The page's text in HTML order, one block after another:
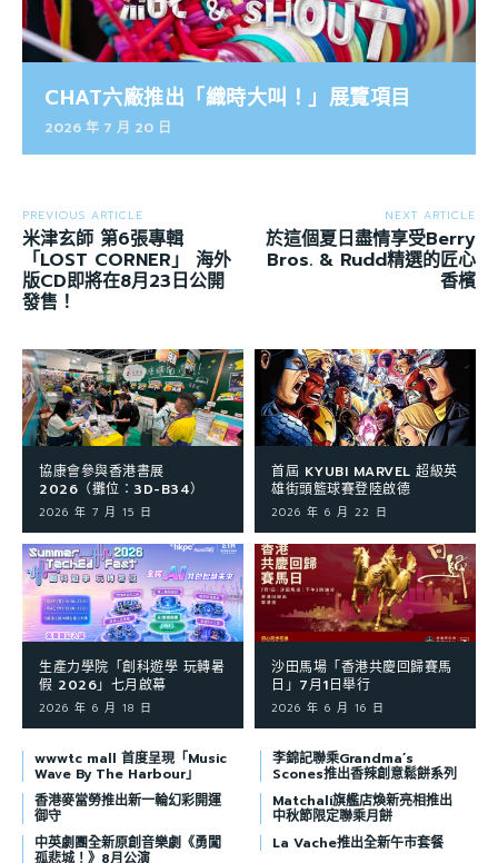
CHAT六廠推出「織時大叫！」展覽項目
2026 年 7 月 20 日
PREVIOUS ARTICLE
米津玄師 第6張專輯
「LOST CORNER」 海外
版CD即將在8月23日公開
發售！
NEXT ARTICLE
於這個夏日盡情享受Berry
Bros. & Rudd精選的匠心
香檳
協康會參與香港書展
2026（攤位：3D-B34）
2026 年 7 月 15 日
首屆 KYUBI MARVEL 超級英
雄街頭籃球賽登陸啟德
2026 年 6 月 22 日
生產力學院「創科遊學 玩轉暑
假 2026」七月啟幕
2026 年 6 月 18 日
沙田馬場「香港共慶回歸賽馬
日」7月1日舉行
2026 年 6 月 16 日
wwwtc mall 首度呈現「Music
Wave By The Harbour」
李錦記聯乘Grandma’s
Scones推出香辣創意鬆餅系列
香港麥當勞推出新一輪幻彩開運
御守
Matchali旗艦店煥新亮相推出
中秋節限定聯乘月餅
中英劇團全新原創音樂劇《勇闖
孤悲城！》8月公演
La Vache推出全新午市套餐